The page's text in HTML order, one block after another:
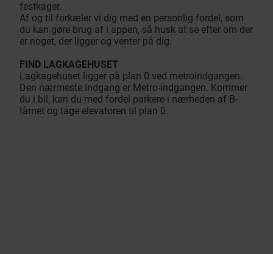
festkager.
Af og til forkæler vi dig med en personlig fordel, som
du kan gøre brug af i appen, så husk at se efter om der
er noget, der ligger og venter på dig.
FIND LAGKAGEHUSET
Lagkagehuset ligger på plan 0 ved metroindgangen.
Den nærmeste indgang er Metro-indgangen. Kommer
du i bil, kan du med fordel parkere i nærheden af B-
tårnet og tage elevatoren til plan 0.